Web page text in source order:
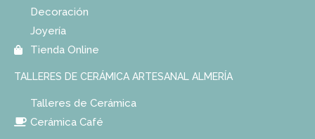
Decoración
Joyería
Tienda Online
TALLERES DE CERÁMICA ARTESANAL ALMERÍA
Talleres de Cerámica
Cerámica Café